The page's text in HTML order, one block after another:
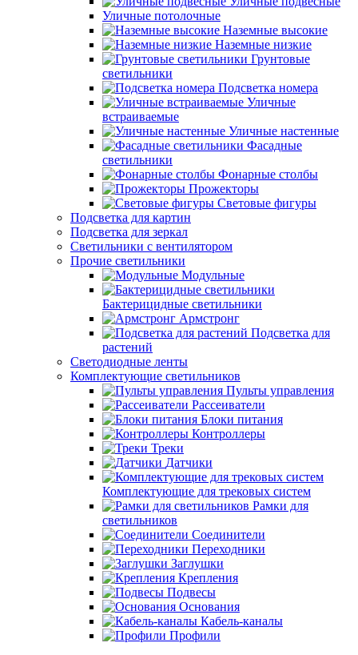
Уличные потолочные
Наземные высокие
Наземные низкие
Грунтовые
светильники
Подсветка номера
Уличные
встраиваемые
Уличные настенные
Фасадные
светильники
Фонарные столбы
Прожекторы
Световые фигуры
Подсветка для картин
Подсветка для зеркал
Светильники с вентилятором
Прочие светильники
Модульные
Бактерицидные светильники
Армстронг
Подсветка для
растений
Светодиодные ленты
Комплектующие светильников
Пульты управления
Рассеиватели
Блоки питания
Контроллеры
Треки
Датчики
Комплектующие для трековых систем
Рамки для
светильников
Соединители
Переходники
Заглушки
Крепления
Подвесы
Основания
Кабель-каналы
Профили